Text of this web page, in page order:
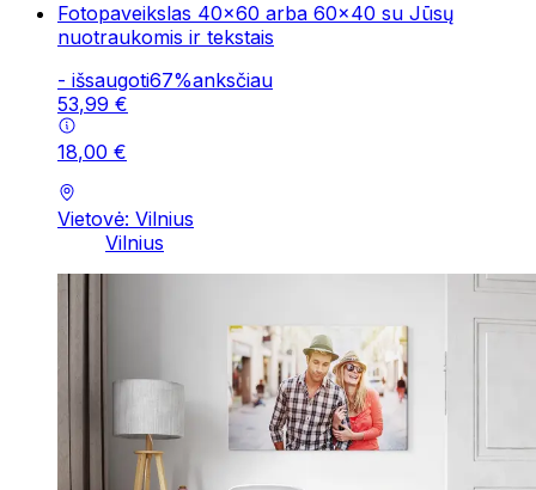
Fotopaveikslas 40x60 arba 60x40 su Jūsų
nuotraukomis ir tekstais
- išsaugoti67%anksčiau
53,99 €
18,00 €
Vietovė: Vilnius
Vilnius